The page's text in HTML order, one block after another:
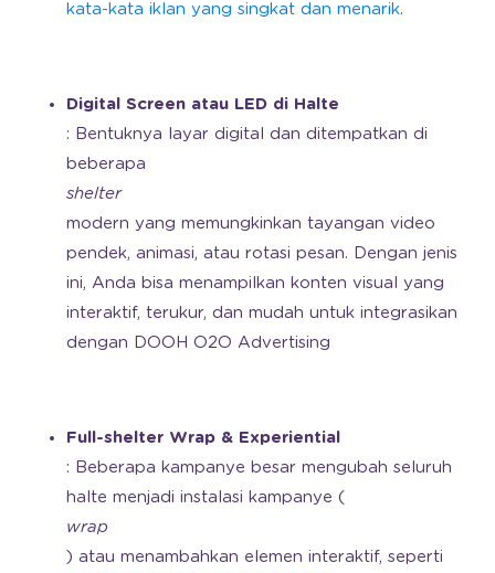
kata-kata iklan yang singkat dan menarik.
Digital Screen atau LED di Halte
: Bentuknya layar digital dan ditempatkan di
beberapa
shelter
modern yang memungkinkan tayangan video
pendek, animasi, atau rotasi pesan. Dengan jenis
ini, Anda bisa menampilkan konten visual yang
interaktif, terukur, dan mudah untuk integrasikan
dengan DOOH O2O Advertising
Full-shelter Wrap & Experiential
: Beberapa kampanye besar mengubah seluruh
halte menjadi instalasi kampanye (
wrap
) atau menambahkan elemen interaktif, seperti